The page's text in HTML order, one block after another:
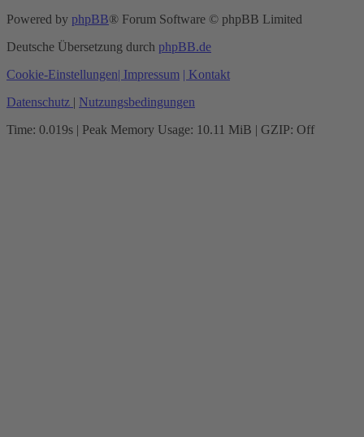
Powered by phpBB® Forum Software © phpBB Limited
Deutsche Übersetzung durch phpBB.de
Cookie-Einstellungen| Impressum | Kontakt
Datenschutz | Nutzungsbedingungen
Time: 0.019s | Peak Memory Usage: 10.11 MiB | GZIP: Off